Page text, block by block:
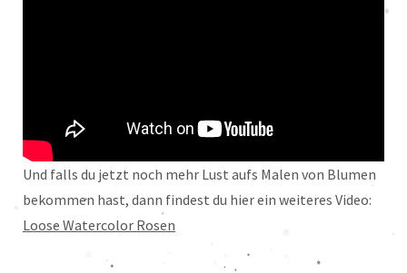
Und falls du jetzt noch mehr Lust aufs Malen von Blumen
bekommen hast, dann findest du hier ein weiteres Video:
Loose Watercolor Rosen